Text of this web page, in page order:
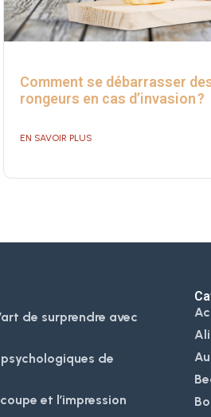
Comment se débarrasser
rongeurs en cas d’invasion ?
EN SAVOIR PLUS
de surprendre avec
de
et l’impression